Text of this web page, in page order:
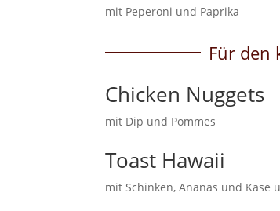
mit Peperoni und Paprika
Für den
Chicken Nuggets
mit Dip und Pommes
Toast Hawaii
mit Schinken, Ananas und Käse